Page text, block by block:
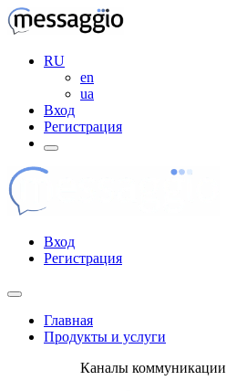
RU
en
ua
Вход
Регистрация
Вход
Регистрация
Главная
Продукты и услуги
Каналы коммуникации